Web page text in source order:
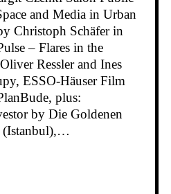
and Media in Urban
Christoph Schäfer in
– Flares in the
Ressler and Ines
ESSO-Häuser Film
plus:
by Die Goldenen
(Istanbul),…